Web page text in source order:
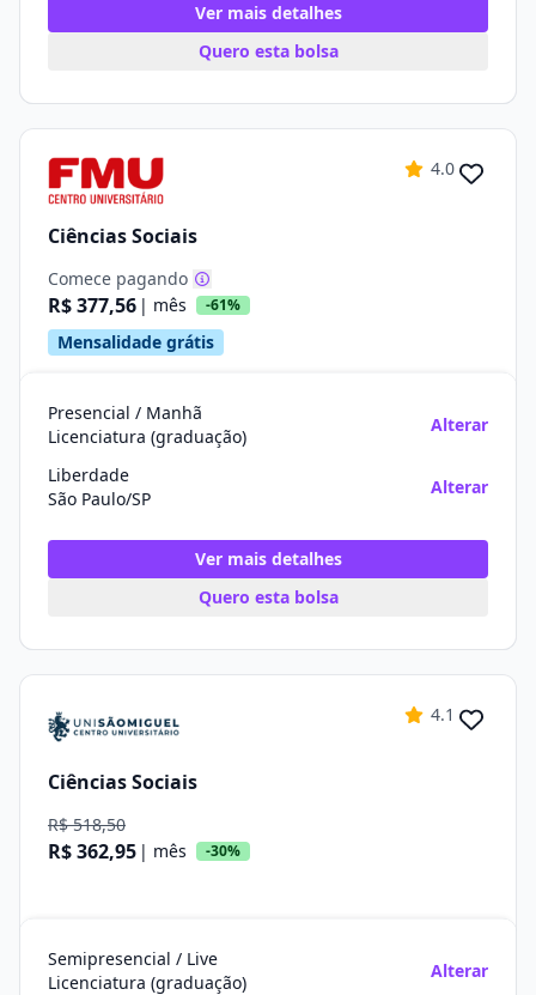
Ver mais detalhes
Quero esta bolsa
4.0
Ciências Sociais
Comece pagando
R$ 377,56 | mês -61%
Mensalidade grátis
Presencial / Manhã
Licenciatura (graduação)
Alterar
Liberdade
São Paulo/SP
Alterar
Ver mais detalhes
Quero esta bolsa
4.1
Ciências Sociais
R$ 518,50
R$ 362,95 | mês -30%
Semipresencial / Live
Licenciatura (graduação)
Alterar